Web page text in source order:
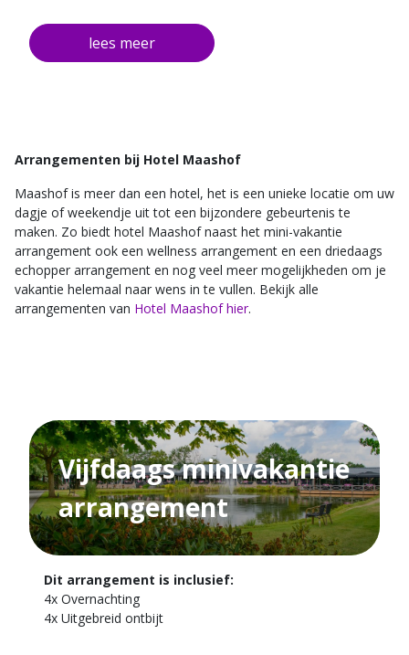
Tijdens uw verblijf mag u gratis gebruik maken van de
wellness, midgetgolf en tennisbaan faciliteiten.
Arrangementen bij Hotel Maashof
Maashof is meer dan een hotel, het is een unieke locatie om uw
dagje of weekendje uit tot een bijzondere gebeurtenis te
maken. Zo biedt hotel Maashof naast het mini-vakantie
arrangement ook een wellness arrangement en een driedaags
echopper arrangement en nog veel meer mogelijkheden om je
vakantie helemaal naar wens in te vullen. Bekijk alle
arrangementen van Hotel Maashof hier.
Vijfdaags minivakantie
arrangement
Dit arrangement is inclusief:
4x Overnachting
4x Uitgebreid ontbijt